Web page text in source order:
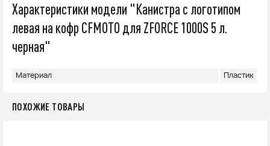
Характеристики модели "Канистра с логотипом
левая на кофр CFMOTO для ZFORCE 1000S 5 л.
черная"
Материал Пластик
ПОХОЖИЕ ТОВАРЫ